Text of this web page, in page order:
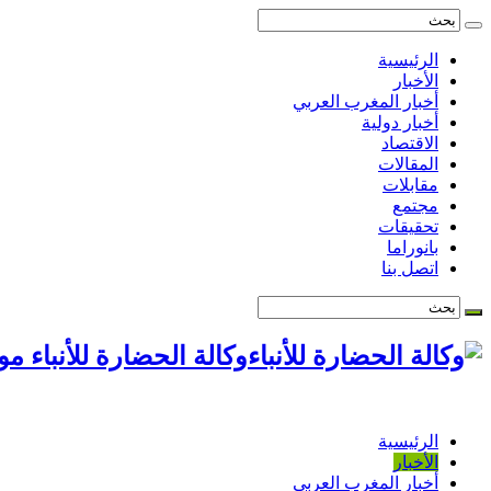
الرئيسية
الأخبار
أخبار المغرب العربي
أخبار دولية
الاقتصاد
المقالات
مقابلات
مجتمع
تحقيقات
بانوراما
اتصل بنا
وكالة الحضارة للأنباء
الرئيسية
الأخبار
أخبار المغرب العربي